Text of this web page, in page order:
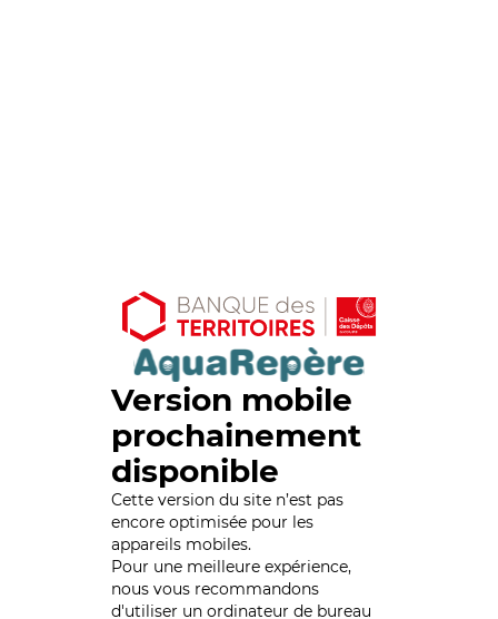
Version mobile
prochainement
disponible
Cette version du site n’est pas
encore optimisée pour les
appareils mobiles.
Pour une meilleure expérience,
nous vous recommandons
d'utiliser un ordinateur de bureau